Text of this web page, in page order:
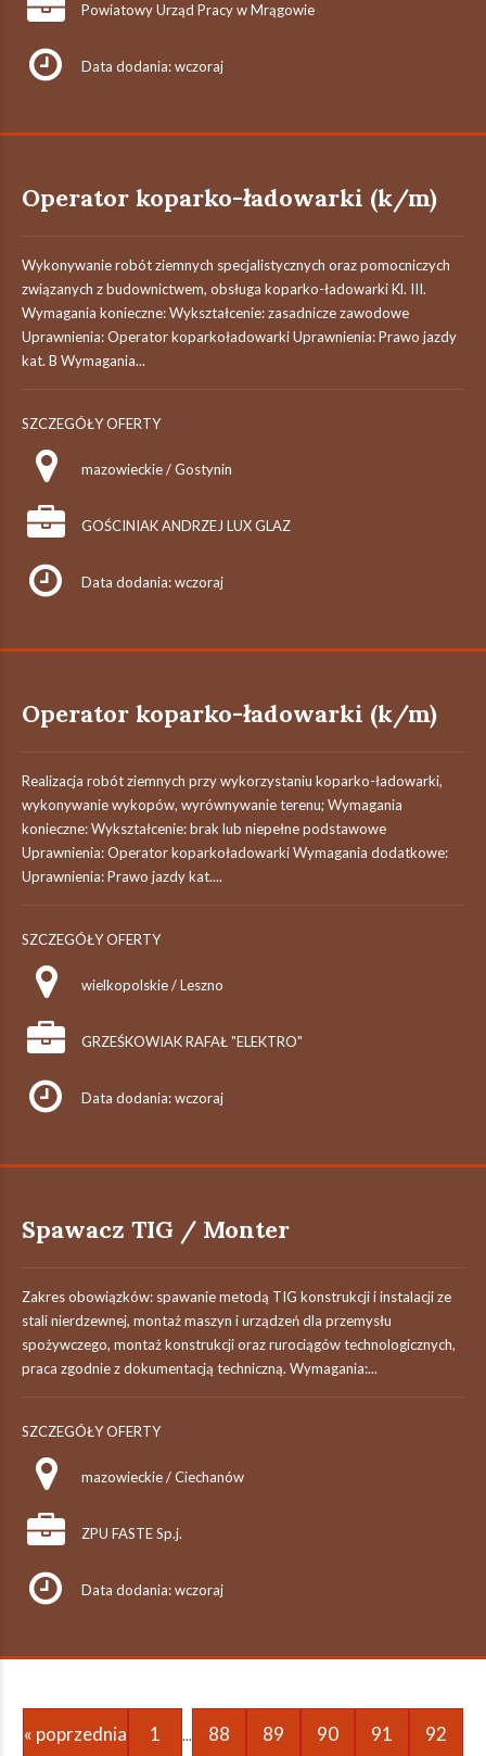
Powiatowy Urząd Pracy w Mrągowie
Data dodania: wczoraj
Operator koparko-ładowarki (k/m)
Wykonywanie robót ziemnych specjalistycznych oraz pomocniczych
związanych z budownictwem, obsługa koparko-ładowarki Kl. III.
Wymagania konieczne: Wykształcenie: zasadnicze zawodowe
Uprawnienia: Operator koparkoładowarki Uprawnienia: Prawo jazdy
kat. B Wymagania...
SZCZEGÓŁY OFERTY
mazowieckie / Gostynin
GOŚCINIAK ANDRZEJ LUX GLAZ
Data dodania: wczoraj
Operator koparko-ładowarki (k/m)
Realizacja robót ziemnych przy wykorzystaniu koparko-ładowarki,
wykonywanie wykopów, wyrównywanie terenu; Wymagania
konieczne: Wykształcenie: brak lub niepełne podstawowe
Uprawnienia: Operator koparkoładowarki Wymagania dodatkowe:
Uprawnienia: Prawo jazdy kat....
SZCZEGÓŁY OFERTY
wielkopolskie / Leszno
GRZEŚKOWIAK RAFAŁ "ELEKTRO"
Data dodania: wczoraj
Spawacz TIG / Monter
Zakres obowiązków: spawanie metodą TIG konstrukcji i instalacji ze
stali nierdzewnej, montaż maszyn i urządzeń dla przemysłu
spożywczego, montaż konstrukcji oraz rurociągów technologicznych,
praca zgodnie z dokumentacją techniczną. Wymagania:...
SZCZEGÓŁY OFERTY
mazowieckie / Ciechanów
ZPU FASTE Sp.j.
Data dodania: wczoraj
« poprzednia 1 ... 88 89 90 91 92